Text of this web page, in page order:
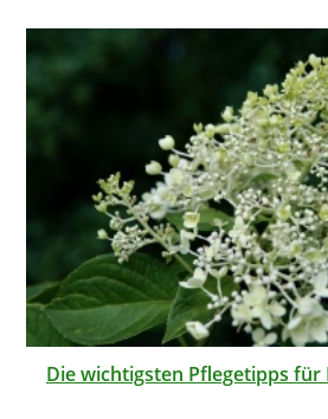
Die wichtigsten Pflegetipps für